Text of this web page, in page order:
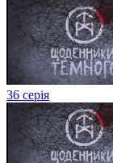
36 серія